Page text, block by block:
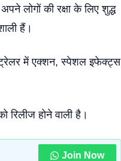
लोगों की रक्षा के लिए शुद्ध
हैं।
ट्रेलर में एक्शन, स्पेशल इफेक्ट्स
रिलीज होने वाली है।
Join Now